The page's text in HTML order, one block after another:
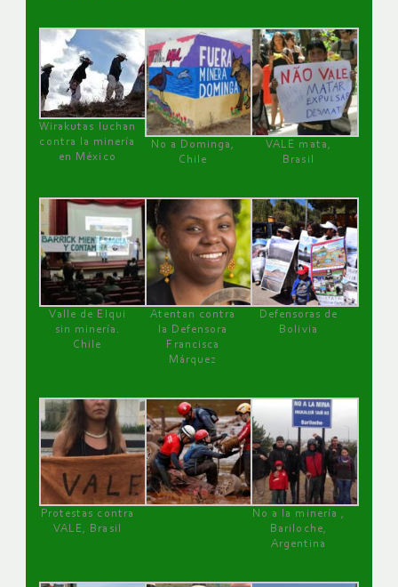
Wirakutas luchan
contra la minería
en México
No a Dominga,
Chile
VALE mata,
Brasil
Valle de Elqui
sin minería.
Chile
Atentan contra
la Defensora
Francisca
Márquez
Defensoras de
Bolivia
Protestas contra
VALE, Brasil
No a la minería ,
Bariloche,
Argentina